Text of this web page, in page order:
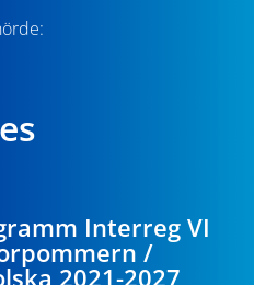
Interreg VI
/
2021-2027